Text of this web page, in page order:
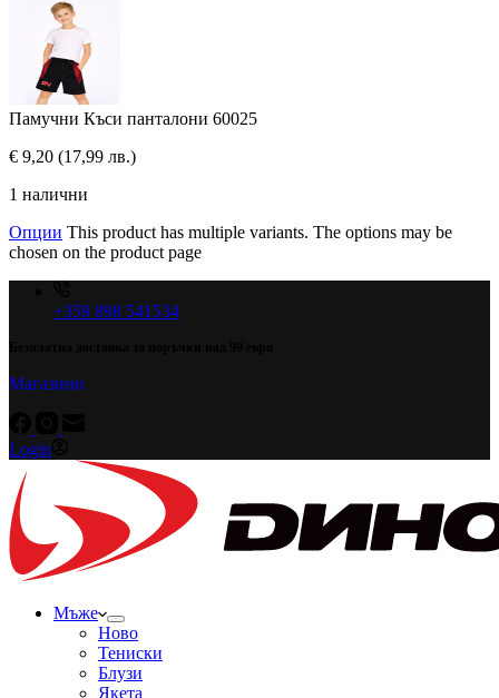
Памучни Къси панталони 60025
€ 9,20 (17,99 лв.)
1 налични
Опции This product has multiple variants. The options may be
chosen on the product page
+359 898 541534
Магазини
Login
Мъже
Ново
Тениски
Блузи
Якета